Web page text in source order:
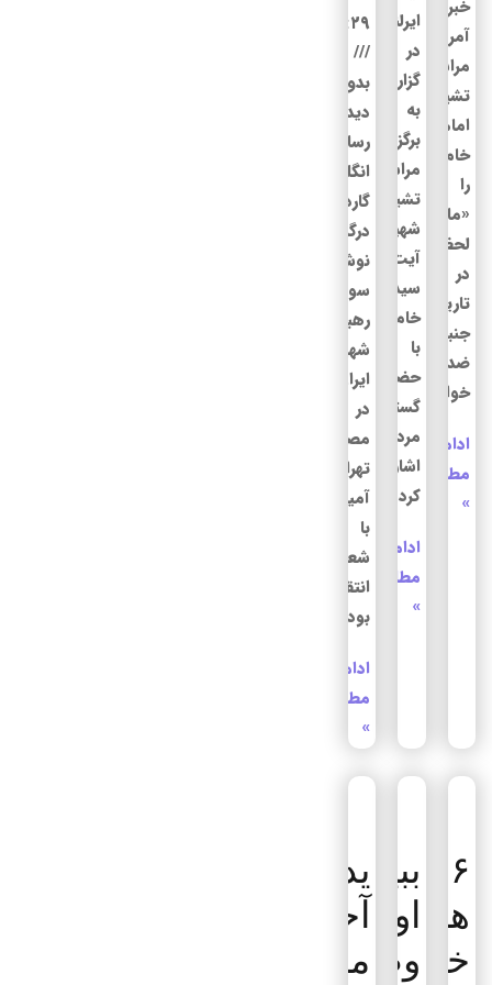
خبرنگار
آمریکایی،
مراسم
تشییع
امام
خامنه‌ای
را
«ماندگارترین
لحظه
در
تاریخ
جنبش‌های
ضدامپریالیستی»
خواند.
ادامه
مطلب
»
ایرلند
در
گزارشی
به
برگزاری
مراسم
تشییع
شهید
آیت‌الله
سیدعلی
خامنه‌ای
با
حضور
گسترده
مردم
اشاره
کرد
ادامه
مطلب
»
۲۲:۲۹
بدون
دیدگاه
رسانه
انگلیسی
گاردین
درگزارشی
نوشت:
سوگواری
رهبر
شهید
ایران
در
مصلای
تهران
آمیخته
با
شعارهای
انتقام
بود
ادامه
مطلب
»
۶
هزار
خادم،
ببینید/
اولین
وصیت
یدیعوت
آحارانوت:
مراسم